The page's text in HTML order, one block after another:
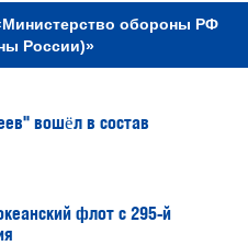
обороны РФ
России)»
вошёл в состав
флот с 295-й